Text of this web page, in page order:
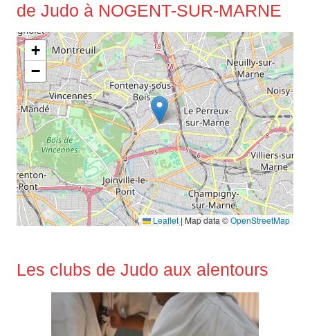
de Judo à NOGENT-SUR-MARNE
+
−
Leaflet|Map data ©OpenStreetMap
Les clubs de Judo aux alentours